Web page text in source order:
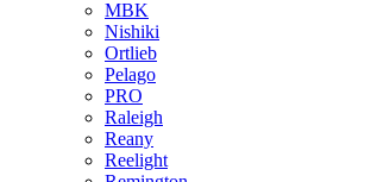
MBK
Nishiki
Ortlieb
Pelago
PRO
Raleigh
Reany
Reelight